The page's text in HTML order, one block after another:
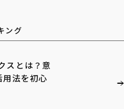
ング
スとは？意
法を初心